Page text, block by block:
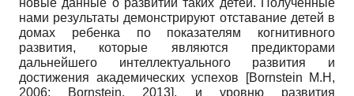
нами результаты демонстрируют отставание детей в
домах ребенка по показателям когнитивного
развития, которые являются предикторами
дальнейшего интеллектуального развития и
достижения академических успехов
[Bornstein M.H,
2006; Bornstein, 2013], и уровню развития